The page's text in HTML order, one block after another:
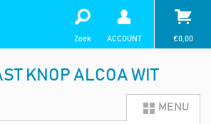
Zoek ACCOUNT €0,00
KNOP ALCOA WIT
MENU